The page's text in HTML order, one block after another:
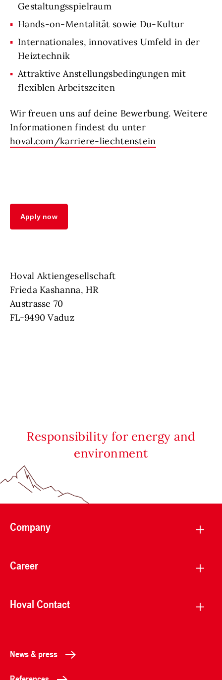
Gestaltungsspielraum
Hands-on-Mentalität sowie Du-Kultur
Internationales, innovatives Umfeld in der
Heiztechnik
Attraktive Anstellungsbedingungen mit
flexiblen Arbeitszeiten
Wir freuen uns auf deine Bewerbung. Weitere
Informationen findest du unter
hoval.com/karriere-liechtenstein
Apply now
Hoval Aktiengesellschaft
Frieda Kashanna, HR
Austrasse 70
FL-9490 Vaduz
Responsibility for energy and
environment
Company
Career
Hoval Contact
News & press